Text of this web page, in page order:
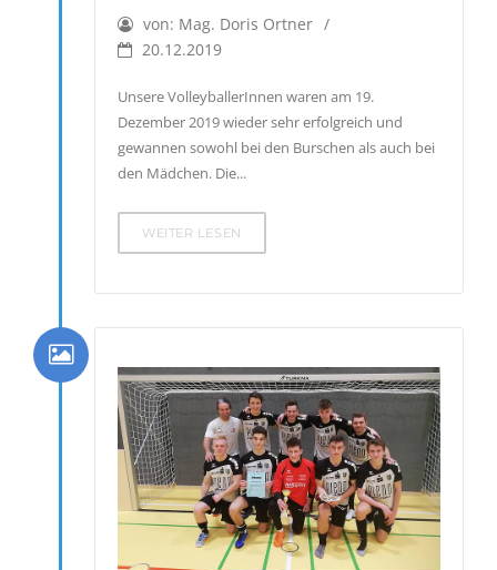
von: Mag. Doris Ortner
20.12.2019
Unsere VolleyballerInnen waren am 19.
Dezember 2019 wieder sehr erfolgreich und
gewannen sowohl bei den Burschen als auch bei
den Mädchen. Die...
WEITER LESEN